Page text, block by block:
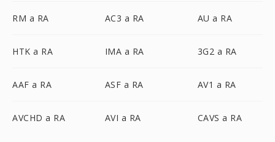
RM a RA AC3 a RA AU a RA
HTK a RA IMA a RA 3G2 a RA
AAF a RA ASF a RA AV1 a RA
AVCHD a RA AVI a RA CAVS a RA